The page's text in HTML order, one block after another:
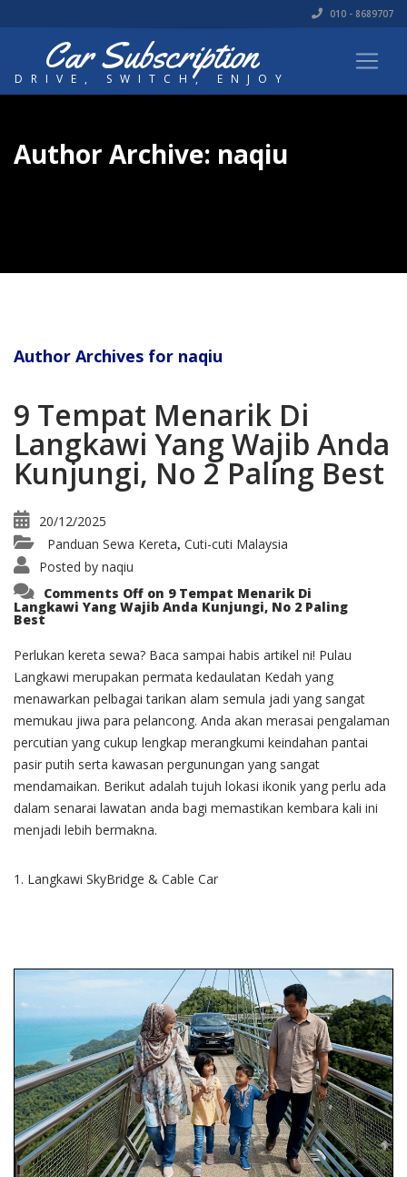
010 - 8689707
Car Subscription
DRIVE, SWITCH, ENJOY
Author Archive: naqiu
Author Archives for naqiu
9 Tempat Menarik Di
Langkawi Yang Wajib Anda
Kunjungi, No 2 Paling Best
20/12/2025
Panduan Sewa Kereta, Cuti-cuti Malaysia
Posted by naqiu
Comments Off on 9 Tempat Menarik Di
Langkawi Yang Wajib Anda Kunjungi, No 2 Paling
Best
Perlukan kereta sewa? Baca sampai habis artikel ni! Pulau
Langkawi merupakan permata kedaulatan Kedah yang
menawarkan pelbagai tarikan alam semula jadi yang sangat
memukau jiwa para pelancong. Anda akan merasai pengalaman
percutian yang cukup lengkap merangkumi keindahan pantai
pasir putih serta kawasan pergunungan yang sangat
mendamaikan. Berikut adalah tujuh lokasi ikonik yang perlu ada
dalam senarai lawatan anda bagi memastikan kembara kali ini
menjadi lebih bermakna.
1. Langkawi SkyBridge & Cable Car